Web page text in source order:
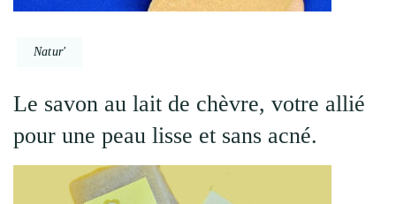
Natur'
Le savon au lait de chèvre, votre allié
pour une peau lisse et sans acné.